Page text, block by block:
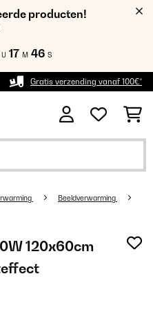
producten!
U 17 M 46 S
Gratis verzending vanaf 100€*
Beeldverwarming
120x60cm